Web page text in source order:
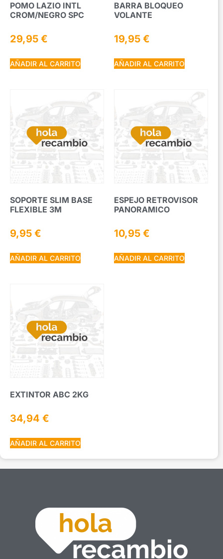
POMO LAZIO INTL
CROM/NEGRO SPC
29,95 €
AÑADIR AL CARRITO
BARRA BLOQUEO
VOLANTE
19,95 €
AÑADIR AL CARRITO
SOPORTE SLIM BASE
FLEXIBLE 3M
9,95 €
AÑADIR AL CARRITO
ESPEJO RETROVISOR
PANORAMICO
10,95 €
AÑADIR AL CARRITO
EXTINTOR ABC 2KG
34,94 €
AÑADIR AL CARRITO